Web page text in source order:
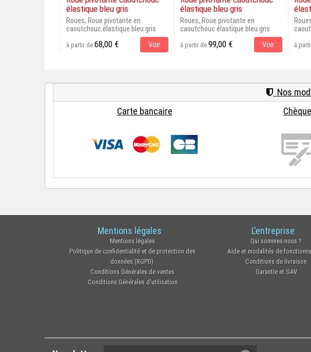
élastique bleu gris
Roues, Roue pivotante en
caoutchouc élastique bleu gris
à partir de68,00 € Voir
élastique bleu gris
Roues, Roue pivotante en
caoutchouc élastique bleu gris
à partir de99,00 € Voir à
Nos
Carte bancaire
Chèque
Mentions légales
Mentions légales
Politique de confidentialité et de protection des
données (RGPD)
Conditions Générales de ventes
Conditions Générales d'utilisation
L'entreprise
Qui sommes-nous ?
Aide et modalités de
Conditions de livraison
Garantie et SAV